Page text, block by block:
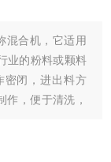
混合机，它适用
业的粉料或颗料
密闭，进出料方
，便于清洗，